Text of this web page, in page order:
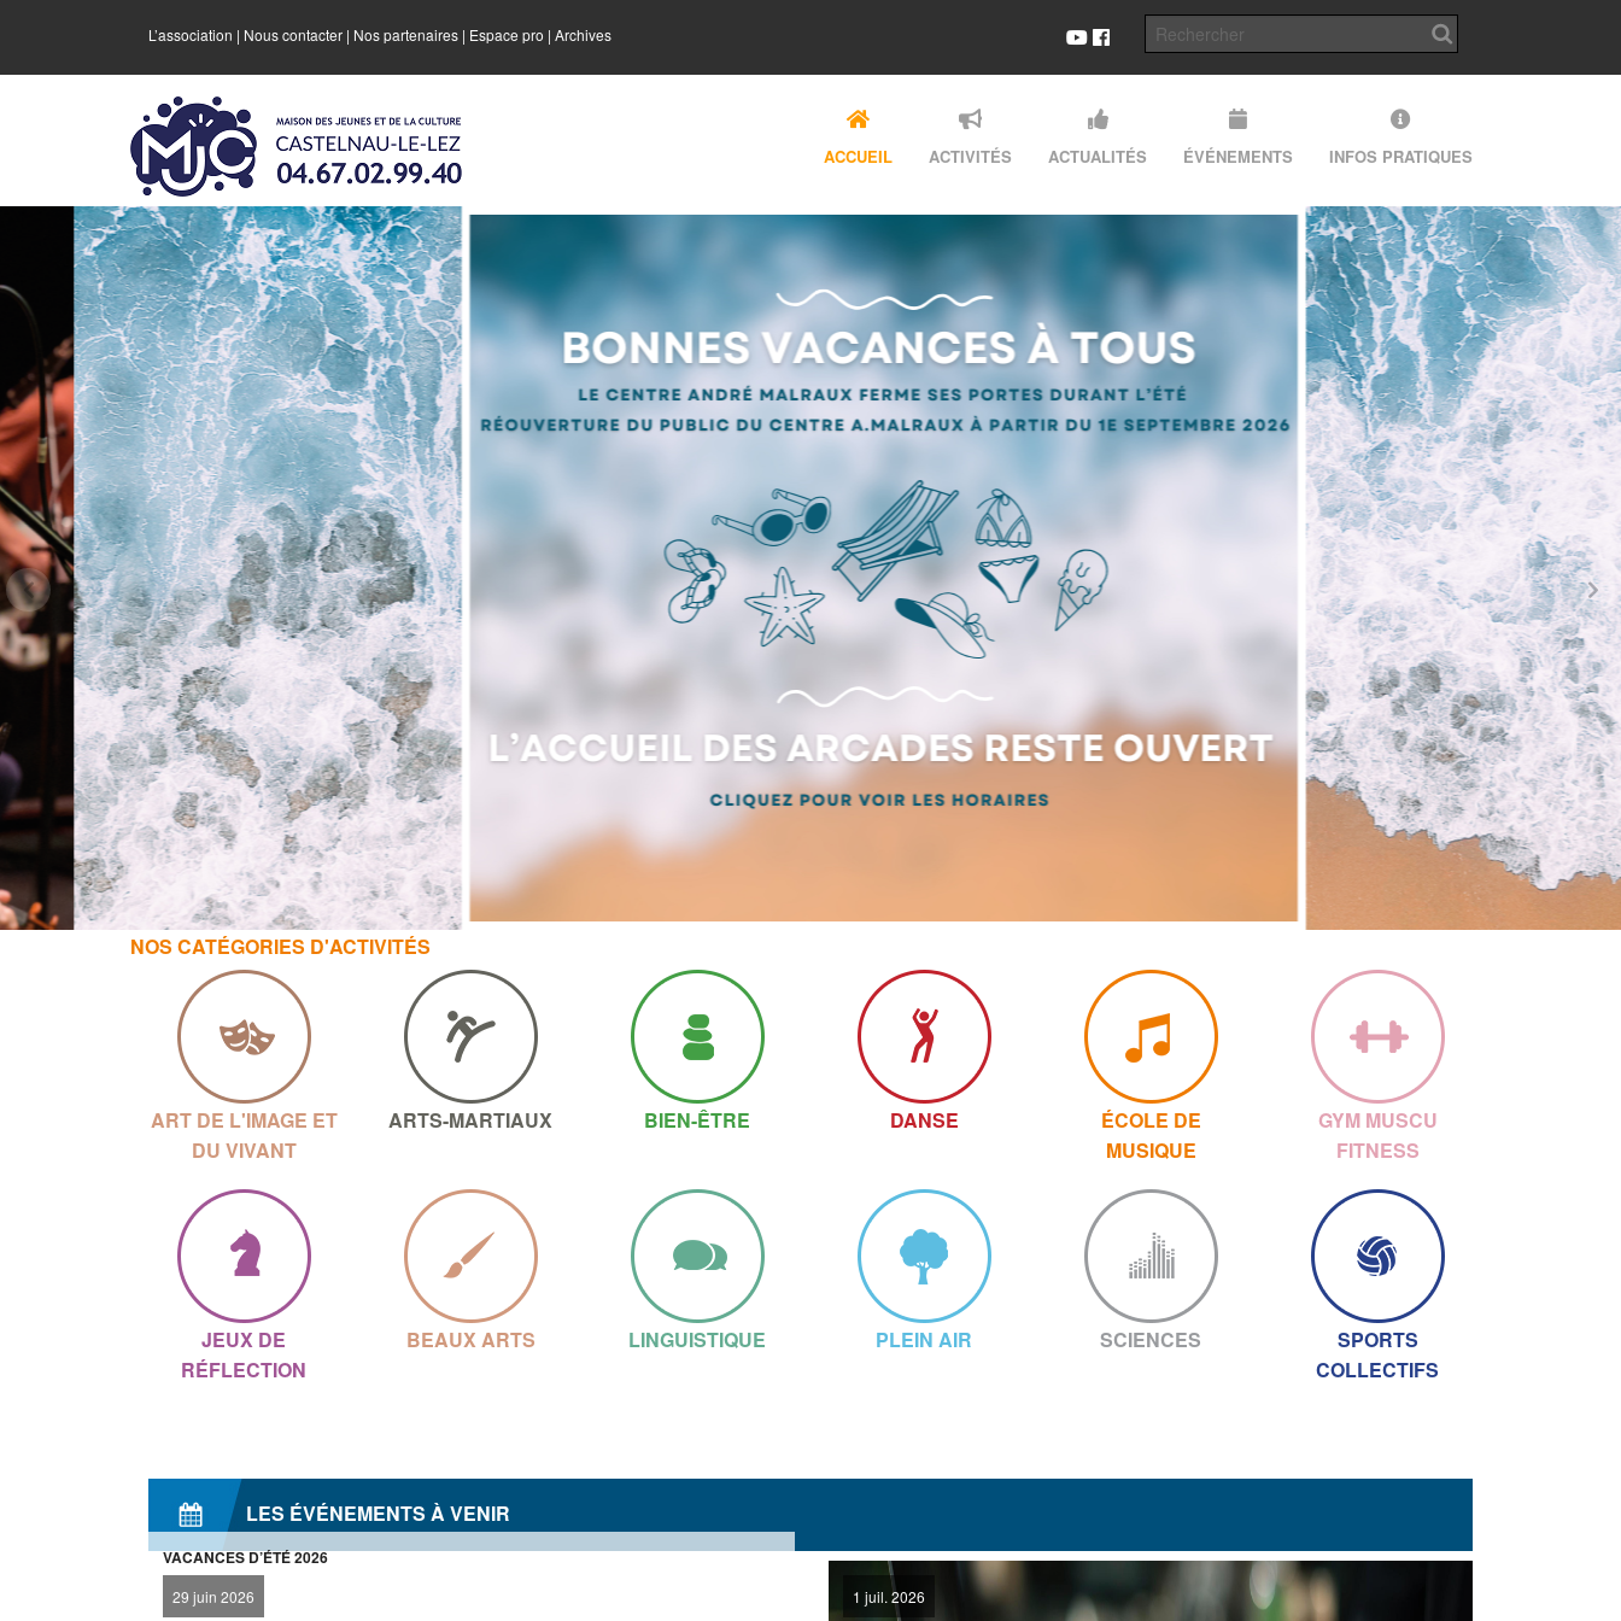
L’association | Nous contacter | Nos partenaires | Espace pro | Archives
ACCUEIL ACTIVITÉS ACTUALITÉS ÉVÉNEMENTS INFOS PRATIQUES
NOS CATÉGORIES D'ACTIVITÉS
ART DE L'IMAGE ET
DU VIVANT
ARTS-MARTIAUX BIEN-ÊTRE DANSE
ÉCOLE DE
MUSIQUE
GYM MUSCU
FITNESS
JEUX DE
RÉFLECTION
BEAUX ARTS LINGUISTIQUE PLEIN AIR SCIENCES
SPORTS
COLLECTIFS
LES ÉVÉNEMENTS À VENIR
29 juin 2026
VACANCES D’ÉTÉ 2026
1 juil. 2026